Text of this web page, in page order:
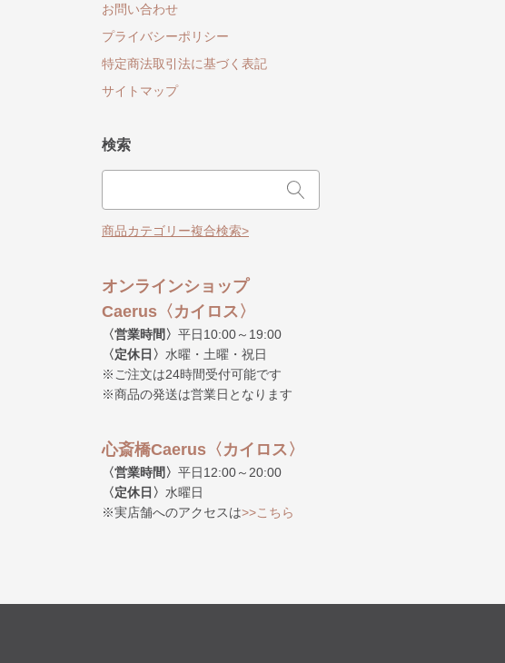
お問い合わせ
プライバシーポリシー
特定商法取引法に基づく表記
サイトマップ
検索
商品カテゴリー複合検索>
オンラインショップ
Caerus〈カイロス〉
〈営業時間〉 平日10:00～19:00
〈定休日〉 水曜・土曜・祝日
※ご注文は24時間受付可能です
※商品の発送は営業日となります
心斎橋Caerus〈カイロス〉
〈営業時間〉 平日12:00～20:00
〈定休日〉 水曜日
※実店舗へのアクセスは>>こちら